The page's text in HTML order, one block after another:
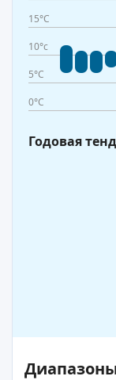
15°C
10°c
5°C
0°C
Годовая